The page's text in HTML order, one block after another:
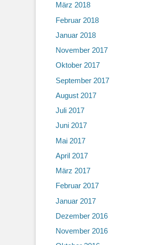
März 2018
Februar 2018
Januar 2018
November 2017
Oktober 2017
September 2017
August 2017
Juli 2017
Juni 2017
Mai 2017
April 2017
März 2017
Februar 2017
Januar 2017
Dezember 2016
November 2016